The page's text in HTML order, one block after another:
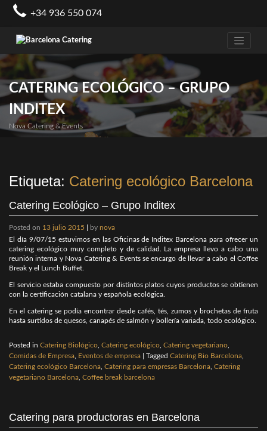
+34 936 550 074
CATERING ECOLÓGICO – GRUPO
INDITEX
Nova Catering & Events
Etiqueta: Catering ecológico Barcelona
Catering Ecológico – Grupo Inditex
Posted on 13 julio 2015 by nova
El día 9/07/15 estuvimos en las Oficinas de Inditex Barcelona para ofrecer un
catering ecológico muy completo y de calidad. La empresa llevo a cabo una
reunión interna y Nova Catering & Events se encargo de llevar a cabo el Coffee
Break y el Lunch Buffet.
El servicio estaba compuesto por distintos platos cuyos productos se obtienen
con la certificación catalana y española ecológica.
En el catering se podía encontrar desde cafés, tés, zumos y brochetas de fruta
hasta surtidos de quesos, canapés de salmón y bollería variada, todo ecológico.
Posted in Catering Biológico Catering ecológico Catering vegetariano
Comidas de Empresa Eventos de empresa Tagged Catering Bio Barcelona
Catering ecológico Barcelona Catering para empresas Barcelona Catering
vegetariano Barcelona Coffee break barcelona
Catering para productoras en Barcelona